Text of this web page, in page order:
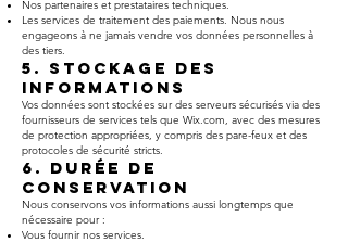
Nos partenaires et prestataires techniques.
Les services de traitement des paiements. Nous nous
engageons à ne jamais vendre vos données personnelles à
des tiers.
5. Stockage des
Informations
Vos données sont stockées sur des serveurs sécurisés via des
fournisseurs de services tels que Wix.com, avec des mesures
de protection appropriées, y compris des pare-feux et des
protocoles de sécurité stricts.
6. Durée de
Conservation
Nous conservons vos informations aussi longtemps que
nécessaire pour :
Vous fournir nos services.